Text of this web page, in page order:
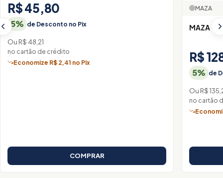
R$ 45,80
5% de Desconto no Pix
Ou R$ 48,21
no cartão de crédito
Economize R$ 2,41 no Pix
COMPRAR
MAZA
MAZA
R$
5% de
Ou R$
no cartão